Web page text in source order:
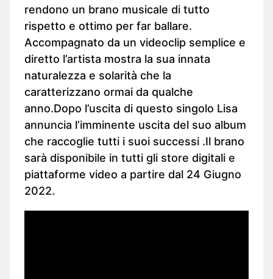
rendono un brano musicale di tutto
rispetto e ottimo per far ballare.
Accompagnato da un videoclip semplice e
diretto l’artista mostra la sua innata
naturalezza e solarità che la
caratterizzano ormai da qualche
anno.Dopo l’uscita di questo singolo Lisa
annuncia l’imminente uscita del suo album
che raccoglie tutti i suoi successi .Il brano
sarà disponibile in tutti gli store digitali e
piattaforme video a partire dal 24 Giugno
2022.